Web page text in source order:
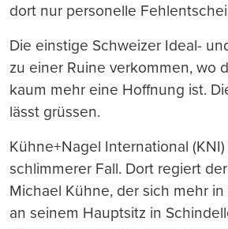
dort nur personelle
Die einstige Schweizer Ideal-
zu einer Ruine verkommen, wo
kaum mehr eine Hoffnung ist.
lässt grüssen.
Kühne+Nagel International
schlimmerer Fall. Dort regiert
Michael Kühne, der sich mehr
an seinem Hauptsitz in